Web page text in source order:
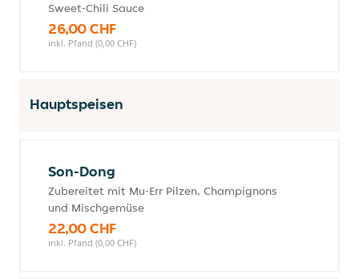
Sweet-Chili Sauce
26,00 CHF
inkl. Pfand (0,00 CHF)
Hauptspeisen
Son-Dong
Zubereitet mit Mu-Err Pilzen, Champignons
und Mischgemüse
22,00 CHF
inkl. Pfand (0,00 CHF)